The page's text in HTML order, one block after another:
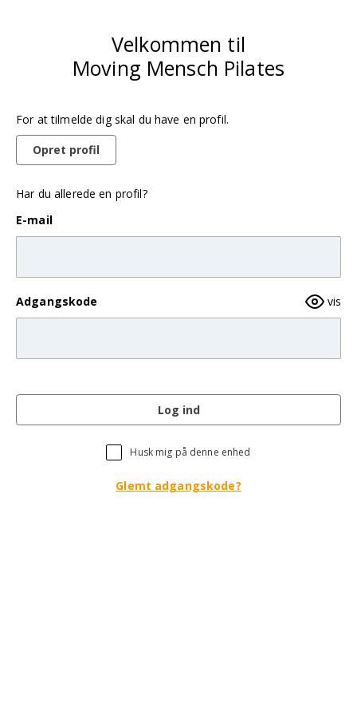
Velkommen til
Moving Mensch Pilates
For at tilmelde dig skal du have en profil.
Opret profil
Har du allerede en profil?
E-mail
Adgangskode vis
Log ind
Husk mig på denne enhed
Glemt adgangskode?